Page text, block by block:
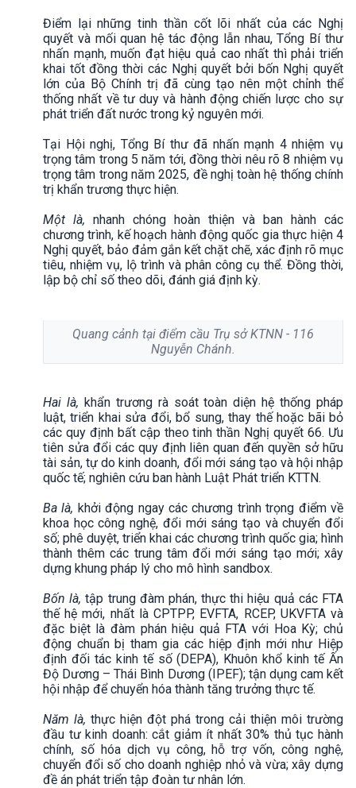
Điểm lại những tinh thần cốt lõi nhất của các Nghị
quyết và mối quan hệ tác động lẫn nhau, Tổng Bí thư
nhấn mạnh, muốn đạt hiệu quả cao nhất thì phải triển
khai tốt đồng thời các Nghị quyết bởi bốn Nghị quyết
lớn của Bộ Chính trị đã cùng tạo nên một chỉnh thể
thống nhất về tư duy và hành động chiến lược cho sự
phát triển đất nước trong kỷ nguyên mới.
Tại Hội nghị, Tổng Bí thư đã nhấn mạnh 4 nhiệm vụ
trọng tâm trong 5 năm tới, đồng thời nêu rõ 8 nhiệm vụ
trọng tâm trong năm 2025, đề nghị toàn hệ thống chính
trị khẩn trương thực hiện.
Một là, nhanh chóng hoàn thiện và ban hành các
chương trình, kế hoạch hành động quốc gia thực hiện 4
Nghị quyết, bảo đảm gắn kết chặt chẽ, xác định rõ mục
tiêu, nhiệm vụ, lộ trình và phân công cụ thể. Đồng thời,
lập bộ chỉ số theo dõi, đánh giá định kỳ.
Quang cảnh tại điểm cầu Trụ sở KTNN - 116
Nguyễn Chánh.
Hai là, khẩn trương rà soát toàn diện hệ thống pháp
luật, triển khai sửa đổi, bổ sung, thay thế hoặc bãi bỏ
các quy định bất cập theo tinh thần Nghị quyết 66. Ưu
tiên sửa đổi các quy định liên quan đến quyền sở hữu
tài sản, tự do kinh doanh, đổi mới sáng tạo và hội nhập
quốc tế; nghiên cứu ban hành Luật Phát triển KTTN.
Ba là, khởi động ngay các chương trình trọng điểm về
khoa học công nghệ, đổi mới sáng tạo và chuyển đổi
số; phê duyệt, triển khai các chương trình quốc gia; hình
thành thêm các trung tâm đổi mới sáng tạo mới; xây
dựng khung pháp lý cho mô hình sandbox.
Bốn là, tập trung đàm phán, thực thi hiệu quả các FTA
thế hệ mới, nhất là CPTPP, EVFTA, RCEP, UKVFTA và
đặc biệt là đàm phán hiệu quả FTA với Hoa Kỳ; chủ
động chuẩn bị tham gia các hiệp định mới như Hiệp
định đối tác kinh tế số (DEPA), Khuôn khổ kinh tế Ấn
Độ Dương – Thái Bình Dương (IPEF); tận dụng cam kết
hội nhập để chuyển hóa thành tăng trưởng thực tế.
Năm là, thực hiện đột phá trong cải thiện môi trường
đầu tư kinh doanh: cắt giảm ít nhất 30% thủ tục hành
chính, số hóa dịch vụ công, hỗ trợ vốn, công nghệ,
chuyển đổi số cho doanh nghiệp nhỏ và vừa; xây dựng
đề án phát triển tập đoàn tư nhân lớn.